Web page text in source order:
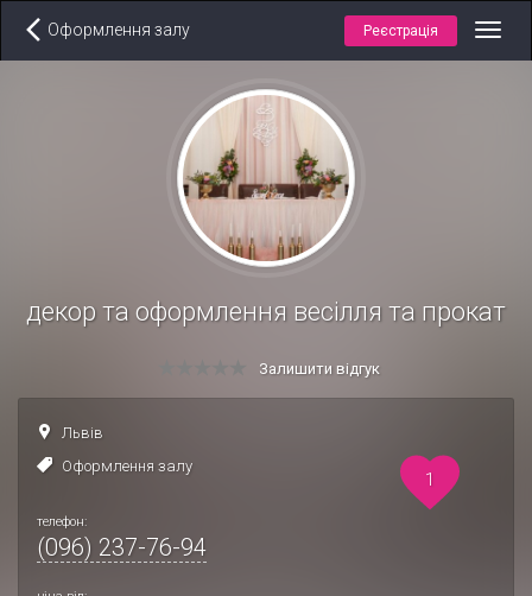
Оформлення залу Реєстрація
декор та оформлення весілля та прокат
Залишити відгук
Львів
Оформлення залу
телефон:
(096) 237-76-94
1